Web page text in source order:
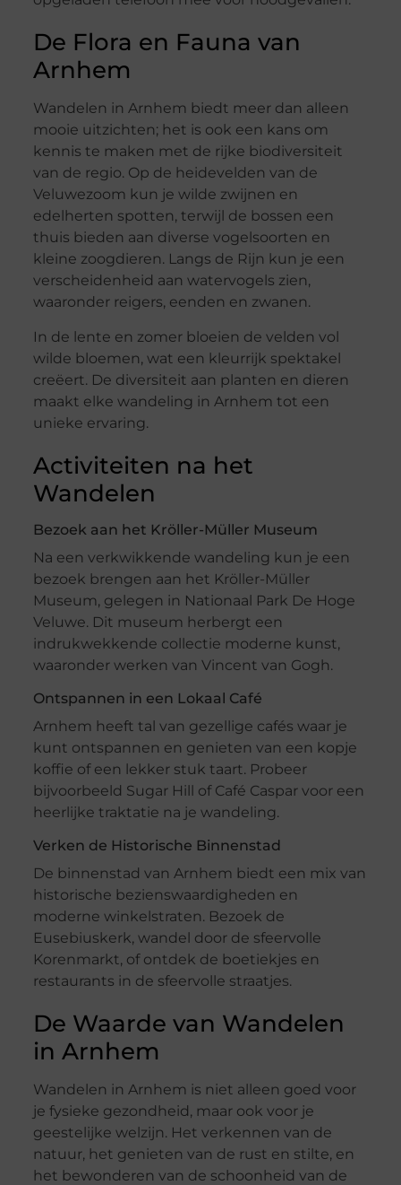
De Flora en Fauna van
Arnhem
Wandelen in Arnhem biedt meer dan alleen
mooie uitzichten; het is ook een kans om
kennis te maken met de rijke biodiversiteit
van de regio. Op de heidevelden van de
Veluwezoom kun je wilde zwijnen en
edelherten spotten, terwijl de bossen een
thuis bieden aan diverse vogelsoorten en
kleine zoogdieren. Langs de Rijn kun je een
verscheidenheid aan watervogels zien,
waaronder reigers, eenden en zwanen.
In de lente en zomer bloeien de velden vol
wilde bloemen, wat een kleurrijk spektakel
creëert. De diversiteit aan planten en dieren
maakt elke wandeling in Arnhem tot een
unieke ervaring.
Activiteiten na het
Wandelen
Bezoek aan het Kröller-Müller Museum
Na een verkwikkende wandeling kun je een
bezoek brengen aan het Kröller-Müller
Museum, gelegen in Nationaal Park De Hoge
Veluwe. Dit museum herbergt een
indrukwekkende collectie moderne kunst,
waaronder werken van Vincent van Gogh.
Ontspannen in een Lokaal Café
Arnhem heeft tal van gezellige cafés waar je
kunt ontspannen en genieten van een kopje
koffie of een lekker stuk taart. Probeer
bijvoorbeeld Sugar Hill of Café Caspar voor een
heerlijke traktatie na je wandeling.
Verken de Historische Binnenstad
De binnenstad van Arnhem biedt een mix van
historische bezienswaardigheden en
moderne winkelstraten. Bezoek de
Eusebiuskerk, wandel door de sfeervolle
Korenmarkt, of ontdek de boetiekjes en
restaurants in de sfeervolle straatjes.
De Waarde van Wandelen
in Arnhem
Wandelen in Arnhem is niet alleen goed voor
je fysieke gezondheid, maar ook voor je
geestelijke welzijn. Het verkennen van de
natuur, het genieten van de rust en stilte, en
het bewonderen van de schoonheid van de